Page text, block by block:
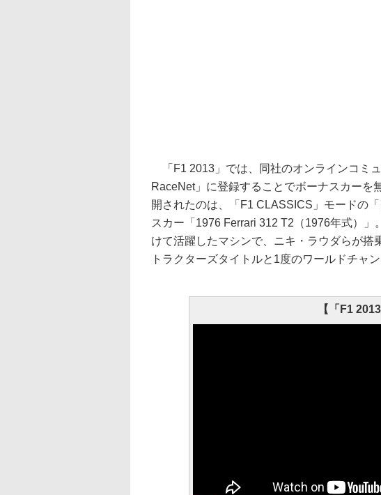
「F1 2013」では、同社のオンラインコミ
RaceNet」に登録することでボーナスカーを
開されたのは、「F1 CLASSICS」モードの
スカー「1976 Ferrari 312 T2（1976年式）
けて活躍したマシンで、ニキ・ラウダらが搭
トラクターズタイトルと1度のワールドチャ
【「F1 2013